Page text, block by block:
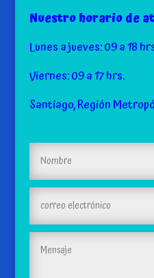
Nuestro horario de
Lunes a jueves: 09 a 18
Viernes: 09 a 17 hrs.
Santiago, Región